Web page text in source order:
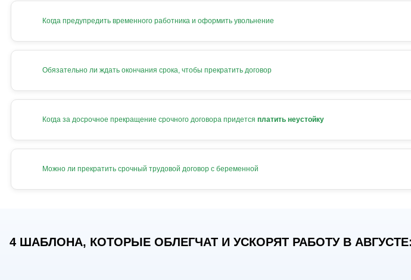
Когда предупредить временного работника и оформить увольнение
Обязательно ли ждать окончания срока, чтобы прекратить договор
Когда за досрочное прекращение срочного договора придется платить неустойку
Можно ли прекратить срочный трудовой договор с беременной
4 ШАБЛОНА, КОТОРЫЕ ОБЛЕГЧАТ И УСКОРЯТ РАБОТУ В АВГУСТЕ: